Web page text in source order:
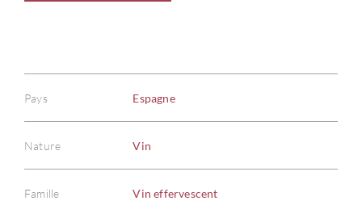
Pays Espagne
Nature Vin
Famille Vin effervescent